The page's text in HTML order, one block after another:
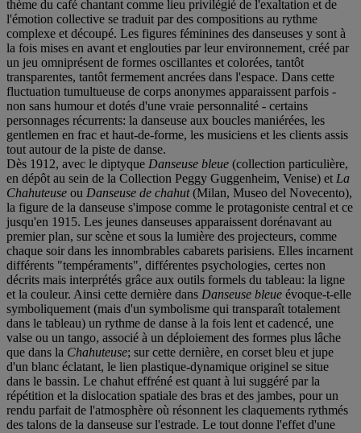
thème du café chantant comme lieu privilégié de l'exaltation et de
l'émotion collective se traduit par des compositions au rythme
complexe et découpé. Les figures féminines des danseuses y sont à
la fois mises en avant et englouties par leur environnement, créé par
un jeu omniprésent de formes oscillantes et colorées, tantôt
transparentes, tantôt fermement ancrées dans l'espace. Dans cette
fluctuation tumultueuse de corps anonymes apparaissent parfois -
non sans humour et dotés d'une vraie personnalité - certains
personnages récurrents: la danseuse aux boucles maniérées, les
gentlemen en frac et haut-de-forme, les musiciens et les clients assis
tout autour de la piste de danse.
Dès 1912, avec le diptyque Danseuse bleue (collection particulière,
en dépôt au sein de la Collection Peggy Guggenheim, Venise) et La
Chahuteuse ou Danseuse de chahut(Milan, Museo del Novecento),
la figure de la danseuse s'impose comme le protagoniste central et ce
jusqu'en 1915. Les jeunes danseuses apparaissent dorénavant au
premier plan, sur scène et sous la lumière des projecteurs, comme
chaque soir dans les innombrables cabarets parisiens. Elles incarnent
différents "tempéraments", différentes psychologies, certes non
décrits mais interprétés grâce aux outils formels du tableau: la ligne
et la couleur. Ainsi cette dernière dans Danseuse bleue évoque-t-elle
symboliquement (mais d'un symbolisme qui transparaît totalement
dans le tableau) un rythme de danse à la fois lent et cadencé, une
valse ou un tango, associé à un déploiement des formes plus lâche
que dans la Chahuteuse; sur cette dernière, en corset bleu et jupe
d'un blanc éclatant, le lien plastique-dynamique originel se situe
dans le bassin. Le chahut effréné est quant à lui suggéré par la
répétition et la dislocation spatiale des bras et des jambes, pour un
rendu parfait de l'atmosphère où résonnent les claquements rythmés
des talons de la danseuse sur l'estrade. Le tout donne l'effet d'une